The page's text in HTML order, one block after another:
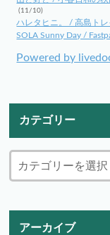
(11/10)
ハレタヒニ。 / 高島トレ
SOLA Sunny Day /
Powered by
カテゴリー
アーカイブ